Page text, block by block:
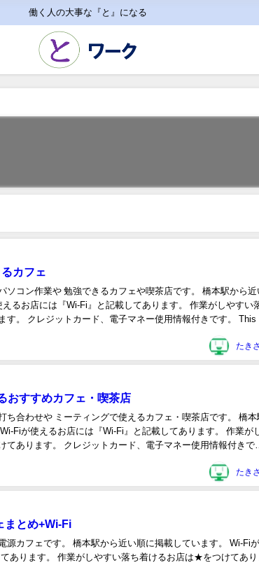
働く人の大事な『と』になる
カフェ
ソコン作業や 勉強できるカフェや喫茶店です。 橋本駅から近
るお店には『Wi-Fi』と記載してあります。 作業がしやすい
。 クレジットカード、電子マネー使用情報付きです。 This
たき
おすすめカフェ・喫茶店
ち合わせや ミーティングで使えるカフェ・喫茶店です。 橋本
Fiが使えるお店には『Wi-Fi』と記載してあります。 作業が
あります。 クレジットカード、電子マネー使用情報付きで
たき
まとめ+Wi-Fi
源カフェです。 橋本駅から近い順に掲載しています。 Wi-Fi
あります。 作業がしやすい落ち着けるお店は★をつけてあり